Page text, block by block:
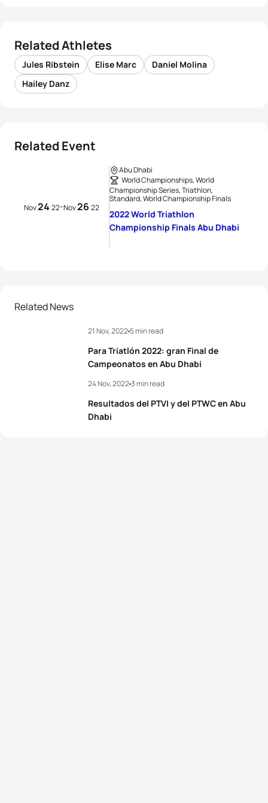
Related Athletes
Jules Ribstein Elise Marc
Daniel Molina
Hailey Danz
Related Event
Nov24 22-Nov26 22
Abu Dhabi
World Championships, World
Championship Series, Triathlon,
Standard, World Championship Finals
2022 World Triathlon
Championship Finals Abu Dhabi
Related News
Para Triatlón 2022: gran Final de
Campeonatos en Abu Dhabi
21 Nov, 20225 min read
Resultados del PTVI y del PTWC en Abu
Dhabi
24 Nov, 20223 min read